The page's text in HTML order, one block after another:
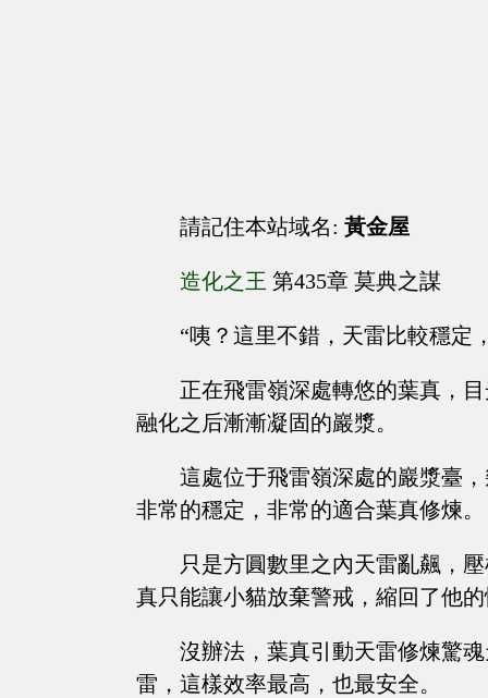
請記住本站域名: 黃金屋
造化之王 第435章 莫典之謀
“咦？這里不錯，天雷比較穩定
正在飛雷嶺深處轉悠的葉真，
融化之后漸漸凝固的巖漿。
這處位于飛雷嶺深處的巖漿臺
非常的穩定，非常的適合葉真修煉。
只是方圓數里之內天雷亂飆，
真只能讓小貓放棄警戒，縮回了他
沒辦法，葉真引動天雷修煉驚
雷，這樣效率最高，也最安全。